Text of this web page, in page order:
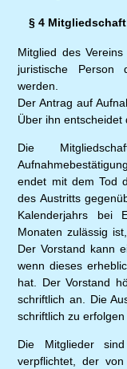
§ 4 Mitgliedschaft
Mitglied des
juristische Person
werden.
Der Antrag auf
Über ihn entscheidet
Die
endet mit dem Tod
des Austritts
Kalenderjahrs bei
Monaten zulässig
Der Vorstand kann
wenn dieses
hat. Der Vorstand
schriftlich an. Die
schriftlich zu
Die Mitglieder
verpflichtet, der von